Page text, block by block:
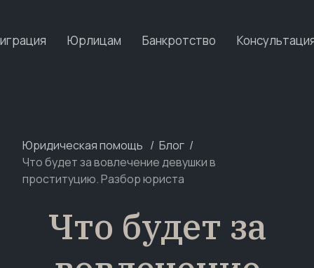
Юрлицам Банкротство
Юридическая помощь
Блог
Что будет за вовлечение девушки в
проституцию. Разбор юриста
Что будет за